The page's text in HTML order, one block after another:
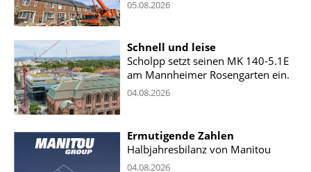
05.08.2026
Schnell und leise
Scholpp setzt seinen MK 140-5.1E
am Mannheimer Rosengarten ein.
04.08.2026
Ermutigende Zahlen
Halbjahresbilanz von Manitou
04.08.2026